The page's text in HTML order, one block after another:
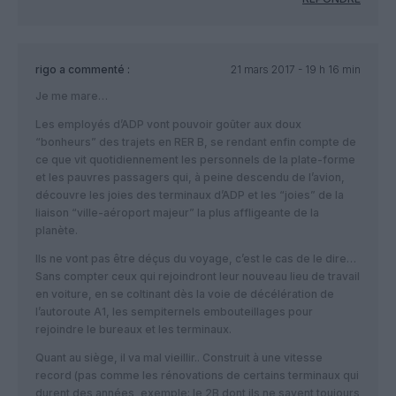
rigo a commenté :
21 mars 2017 - 19 h 16 min
Je me mare…
Les employés d’ADP vont pouvoir goûter aux doux
“bonheurs” des trajets en RER B, se rendant enfin compte de
ce que vit quotidiennement les personnels de la plate-forme
et les pauvres passagers qui, à peine descendu de l’avion,
découvre les joies des terminaux d’ADP et les “joies” de la
liaison “ville-aéroport majeur” la plus affligeante de la
planète.
Ils ne vont pas être déçus du voyage, c’est le cas de le dire…
Sans compter ceux qui rejoindront leur nouveau lieu de travail
en voiture, en se coltinant dès la voie de décélération de
l’autoroute A1, les sempiternels embouteillages pour
rejoindre le bureaux et les terminaux.
Quant au siège, il va mal vieillir.. Construit à une vitesse
record (pas comme les rénovations de certains terminaux qui
durent des années, exemple: le 2B dont ils ne savent toujours